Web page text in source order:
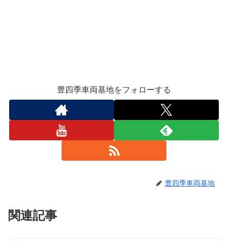
豊四季車両基地をフォローする
豊四季車両基地
関連記事